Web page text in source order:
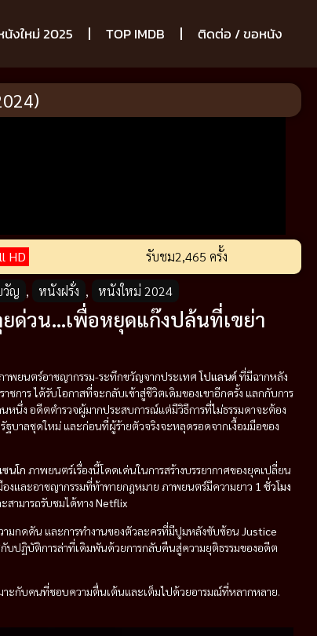
งใหม่ 2025 TOP IMDB ติดต่อ / ขอหนัง
HD รับชม2,465 ครั้ง
วัญ , หนังฝรั่ง , หนังใหม่ 2024
ยด่วน…เพื่อหยุดแก๊งปล้นที่เขย่า
าพยนตร์อาชญากรรม-ระทึกขวัญจากประเทศโปแลนด์ที่มีฉากหลัง
การ ได้รับโอกาสที่จะกลับเข้าสู่ชีวิตเดิมของเขาอีกครั้ง แลกกับการ
นึ่ง อดีตตำรวจผู้มากประสบการณ์แต่มีวิธีการที่ไม่ธรรมดาจะต้อง
ฐบาลชุดใหม่ และก่อนที่ผู้ร้ายตัวจริงจะหลุดรอดจากเงื้อมมือของ
นโก ภาพยนตร์เรื่องนี้โดดเด่นในการสร้างบรรยากาศของยุคเปลี่ยน
งและอาชญากรรมที่ท้าทายกฎหมาย ภาพยนตร์มีความยาว 1 ชั่วโมง
สามารถรับชมได้ทาง Netflix
มกดดัน และการทำงานของตัวละครที่มีปูมหลังซับซ้อน Justice
ปฏิบัติการล่าที่เดิมพันด้วยการกลับคืนสู่ความยุติธรรมของอดีต
ะกับคนที่ชอบความตื่นเต้นและเต็มไปด้วยอารมณ์ที่หลากหลาย.